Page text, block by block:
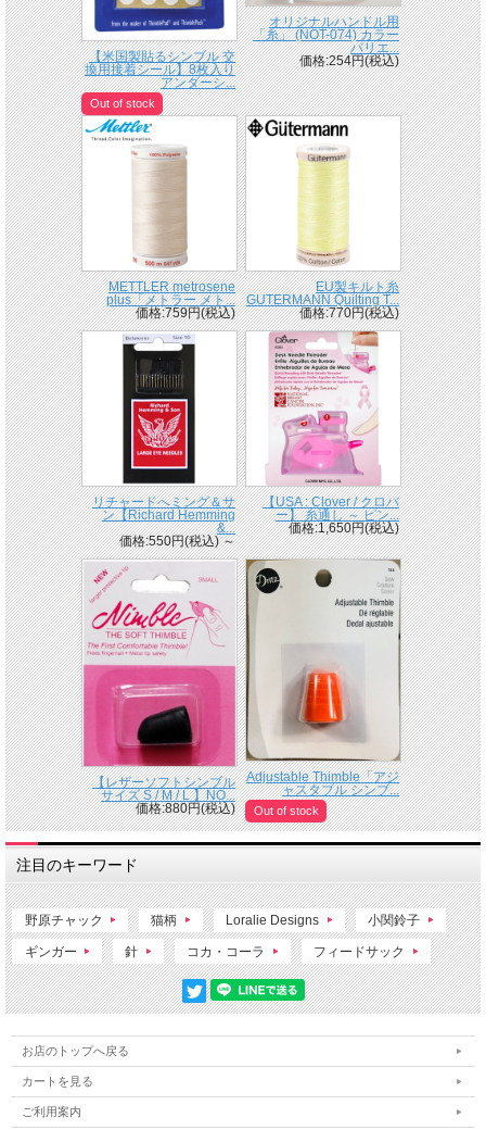
【米国製貼るシンブル 交
換用接着シール】8枚入り
アンダーシ...
Out of stock
オリジナルハンドル用
「糸」 (NOT-074) カラー
バリエ...
価格:254円(税込)
METTLER metrosene
plus「メトラー メト...
価格:759円(税込)
EU製キルト糸
GUTERMANN Quilting T...
価格:770円(税込)
リチャードへミング＆サ
ン【Richard Hemming
&...
価格:550円(税込)～
【USA : Clover / クロバ
ー】 糸通し ～ ピン...
価格:1,650円(税込)
【レザーソフトシンブル
サイズ S / M / L 】NO...
価格:880円(税込)
Adjustable Thimble「アジ
ャスタブル シンブ...
Out of stock
注目のキーワード
野原チャック 猫柄 Loralie Designs 小関鈴子
ギンガー 針 コカ・コーラ フィードサック
お店のトップへ戻る
カートを見る
ご利用案内